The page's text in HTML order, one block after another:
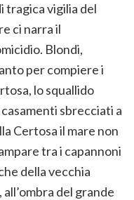
tragica vigilia del
ci narra il
Blondi,
per compiere i
lo squallido
sbrecciati a
Certosa il mare non
tra i capannoni
della vecchia
del grande